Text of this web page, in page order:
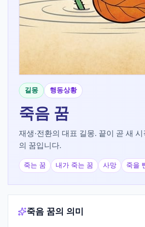
길몽 행동상황
죽음 꿈
재생·전환의 대표 길몽. 끝이 곧 새
의 꿈입니다.
죽는 꿈 내가 죽는 꿈 사망 죽을
죽음 꿈의 의미